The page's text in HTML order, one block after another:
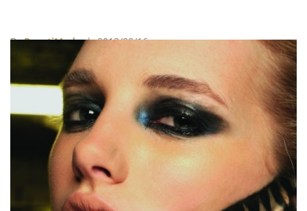
ByBeautiMode| 2013/09/16